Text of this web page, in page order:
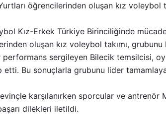
öğrencilerinden oluşan kız voleybol
Kız-Erkek Türkiye Birinciliğinde
oluşan kız voleybol takımı,
sergileyen Bilecik temsilcisi,
etti. Bu sonuçlarla grubunu lider
karşılanırken sporcular ve antrenör
dilekleri iletildi.